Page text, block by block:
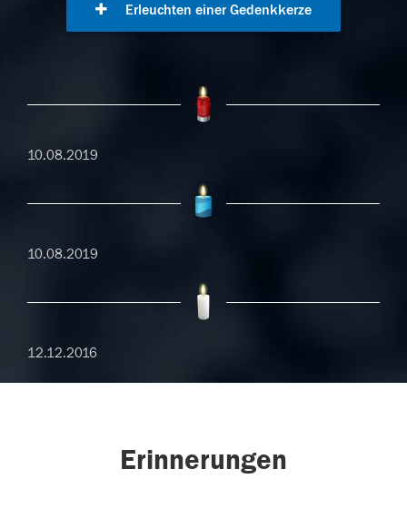
Erleuchten einer Gedenkkerze
10.08.2019
10.08.2019
12.12.2016
Erinnerungen